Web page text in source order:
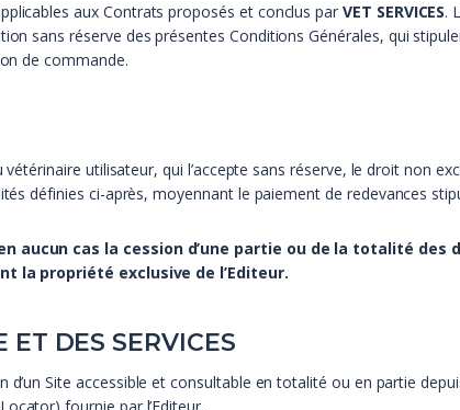
aux Contrats proposés et conclus parVET SERVICES.
sans réserve des présentes Conditions Générales, qui
de commande.
utilisateur, qui l’accepte sans réserve, le droit non
définies ci-après, moyennant le paiement de redevances
en aucun cas la cession d’une partie ou de la totalité
la propriété exclusive de l’Editeur.
DES SERVICES
Site accessible et consultable en totalité ou en partie